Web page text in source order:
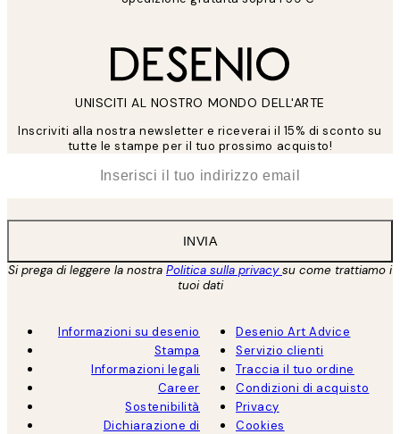
UNISCITI AL NOSTRO MONDO DELL'ARTE
Inscriviti alla nostra newsletter e riceverai il 15% di sconto su
tutte le stampe per il tuo prossimo acquisto!
INVIA
Si prega di leggere la nostra Politica sulla privacysu come trattiamo i
tuoi dati
Informazioni su desenio
Stampa
Informazioni legali
Career
Sostenibilità
Dichiarazione di
Desenio Art Advice
Servizio clienti
Traccia il tuo ordine
Condizioni di acquisto
Privacy
Cookies